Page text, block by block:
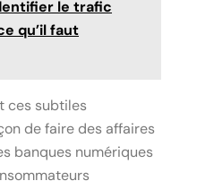
le trafic
qu’il faut
ces subtiles
de faire des affaires
banques numériques